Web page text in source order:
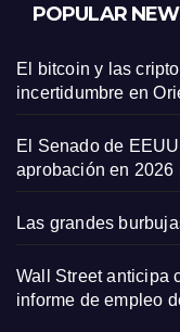
POPULAR
El bitcoin y las
incertidumbre en
El Senado de
aprobación en 2026
Las grandes
Wall Street anticipa
informe de empleo